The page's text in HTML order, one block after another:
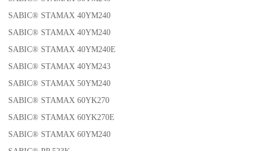
SABIC® STAMAX 40YM240
SABIC® STAMAX 40YM240
SABIC® STAMAX 40YM240E
SABIC® STAMAX 40YM243
SABIC® STAMAX 50YM240
SABIC® STAMAX 60YK270
SABIC® STAMAX 60YK270E
SABIC® STAMAX 60YM240